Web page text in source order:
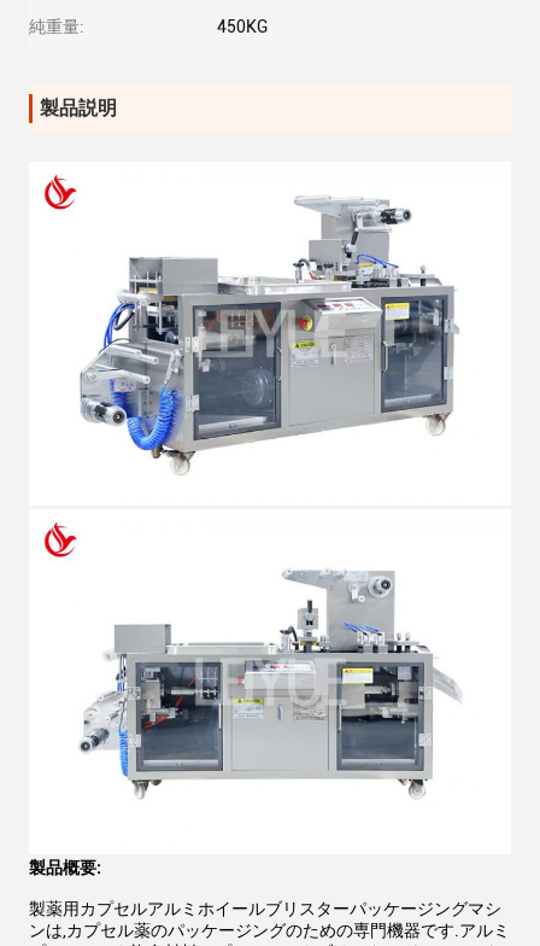
純重量: 450KG
製品説明
製品概要:
製薬用カプセルアルミホイールブリスターパッケージングマシ
ンは,カプセル薬のパッケージングのための専門機器です.アルミ